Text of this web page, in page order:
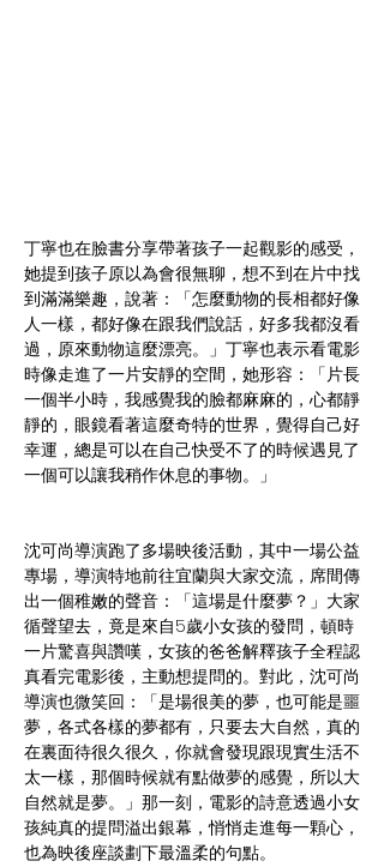
丁寧也在臉書分享帶著孩子一起觀影的感受，
她提到孩子原以為會很無聊，想不到在片中找
到滿滿樂趣，說著：「怎麼動物的長相都好像
人一樣，都好像在跟我們說話，好多我都沒看
過，原來動物這麼漂亮。」丁寧也表示看電影
時像走進了一片安靜的空間，她形容：「片長
一個半小時，我感覺我的臉都麻麻的，心都靜
靜的，眼鏡看著這麼奇特的世界，覺得自己好
幸運，總是可以在自己快受不了的時候遇見了
一個可以讓我稍作休息的事物。」
沈可尚導演跑了多場映後活動，其中一場公益
專場，導演特地前往宜蘭與大家交流，席間傳
出一個稚嫩的聲音：「這場是什麼夢？」大家
循聲望去，竟是來自5歲小女孩的發問，頓時
一片驚喜與讚嘆，女孩的爸爸解釋孩子全程認
真看完電影後，主動想提問的。對此，沈可尚
導演也微笑回：「是場很美的夢，也可能是噩
夢，各式各樣的夢都有，只要去大自然，真的
在裏面待很久很久，你就會發現跟現實生活不
太一樣，那個時候就有點做夢的感覺，所以大
自然就是夢。」那一刻，電影的詩意透過小女
孩純真的提問溢出銀幕，悄悄走進每一顆心，
也為映後座談劃下最溫柔的句點。